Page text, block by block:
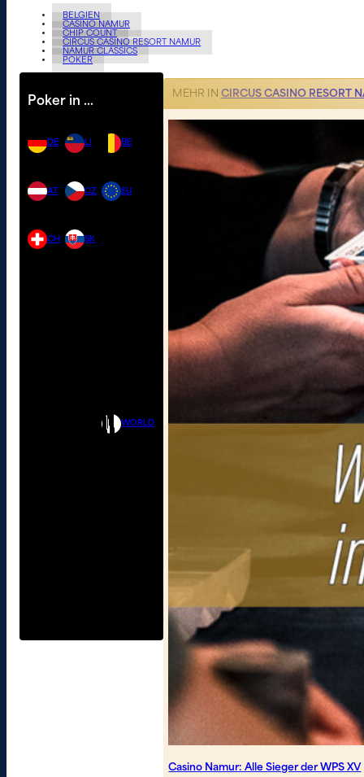
BELGIEN
CASINO NAMUR
CHIP COUNT
CIRCUS CASINO RESORT NAMUR
NAMUR CLASSICS
POKER
Poker in …
DE
AT
CH
LI
CZ
SK
BE
EU
WORLD
MEHR IN CIRCUS CASINO RESORT
Casino Namur: Alle Sieger der WPS XV